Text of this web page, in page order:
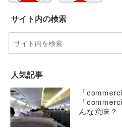
サイト内の検索
人気記事
「
「
んな意味？